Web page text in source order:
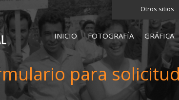
Otros sitios
INICIO FOTOGRAFÍA GRÁFICA
para